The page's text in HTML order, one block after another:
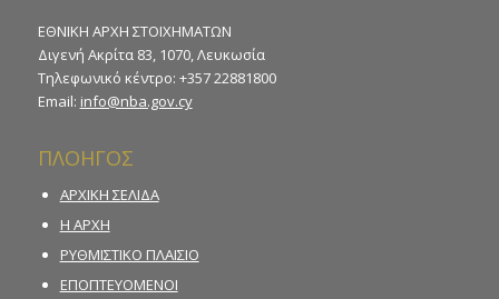
ΕΘΝΙΚΗ ΑΡΧΗ ΣΤΟΙΧΗΜΑΤΩΝ
Διγενή Ακρίτα 83, 1070, Λευκωσία
Τηλεφωνικό κέντρο: +357 22881800
Email: info@nba.gov.cy
ΠΛΟΗΓΟΣ
ΑΡΧΙΚΗ ΣΕΛΙΔΑ
Η ΑΡΧΗ
ΡΥΘΜΙΣΤΙΚΟ ΠΛΑΙΣΙΟ
ΕΠΟΠΤΕΥΟΜΕΝΟΙ